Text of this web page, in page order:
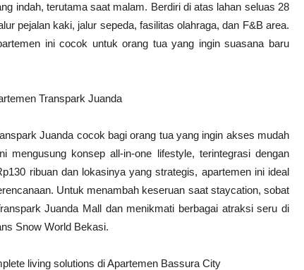
indah, terutama saat malam. Berdiri di atas lahan seluas 28
pejalan kaki, jalur sepeda, fasilitas olahraga, dan F&B area.
ini cocok untuk orang tua yang ingin suasana baru
Transpark Juanda
Juanda cocok bagi orang tua yang ingin akses mudah
mengusung konsep all-in-one lifestyle, terintegrasi dengan
ribuan dan lokasinya yang strategis, apartemen ini ideal
Untuk menambah keseruan saat staycation, sobat
Juanda Mall dan menikmati berbagai atraksi seru di
Snow World Bekasi.
living solutions di Apartemen Bassura City